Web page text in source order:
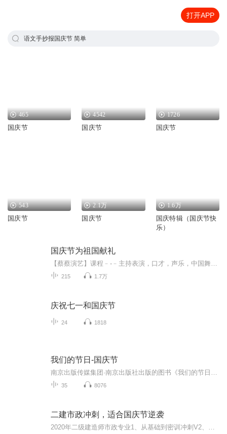
打开APP
语文手抄报国庆节 简单
465
国庆节
4542
国庆节
1726
国庆节
543
国庆节
2.1万
国庆节
1.6万
国庆特辑（国庆节快
乐）
国庆节为祖国献礼
215 1.7万
庆祝七一和国庆节
24 1818
我们的节日-国庆节
35 8076
二建市政冲刺，适合国庆节逆袭